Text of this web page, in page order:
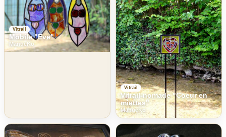
Vitrail
Mobile "Eve"
ManueKo
Vitrail
Vitrail-nomade "Coeur en
miettes"
ManueKo